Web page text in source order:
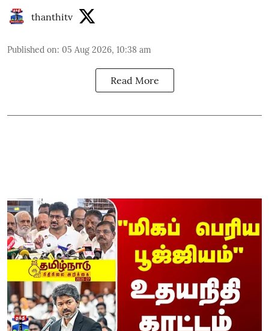
thanthitv
Published on: 05 Aug 2026, 10:38 am
Read More